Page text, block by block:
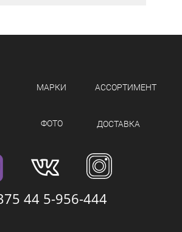
МАРКИ
ФОТО
АССОРТИМЕНТ
ДОСТАВКА
44 5-956-444